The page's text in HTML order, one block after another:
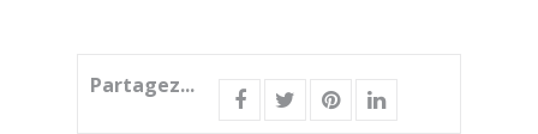
Partagez...